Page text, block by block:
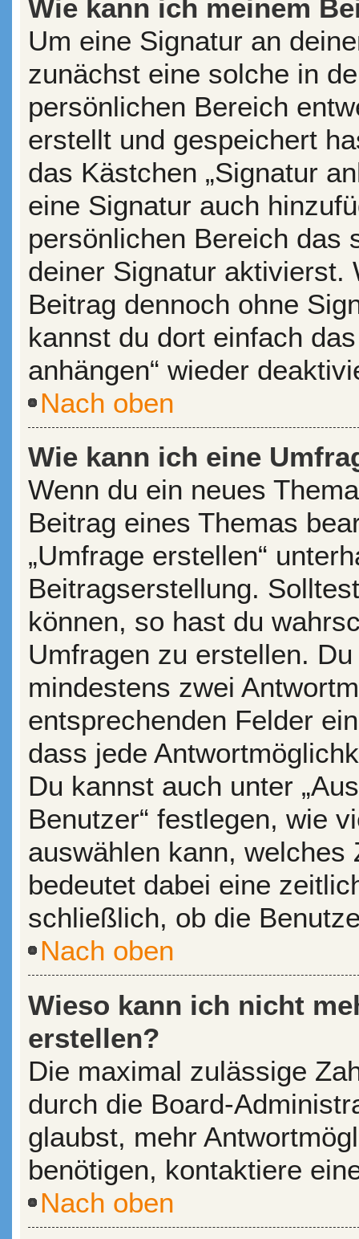
Wie kann ich meinem
Um eine Signatur an
zunächst eine solche in
persönlichen Bereich
erstellt und gespeichert
das Kästchen „Signatur
eine Signatur auch
persönlichen Bereich das
deiner Signatur aktivierst.
Beitrag dennoch ohne
kannst du dort einfach
anhängen“ wieder
Nach oben
Wie kann ich eine
Wenn du ein neues
Beitrag eines Themas
„Umfrage erstellen“
Beitragserstellung.
können, so hast du
Umfragen zu erstellen.
mindestens zwei
entsprechenden Felder
dass jede
Du kannst auch unter
Benutzer“ festlegen, wie
auswählen kann,
bedeutet dabei eine
schließlich, ob die
Nach oben
Wieso kann ich nicht
erstellen?
Die maximal zulässige
durch die Board-
glaubst, mehr
benötigen, kontaktiere
Nach oben